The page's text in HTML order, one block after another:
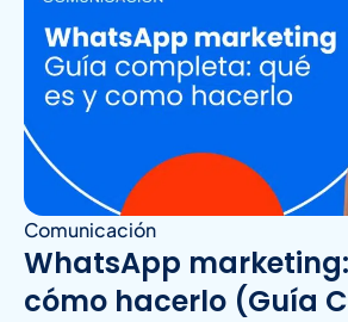
Comunicación
WhatsApp
cómo hacerlo (Guía